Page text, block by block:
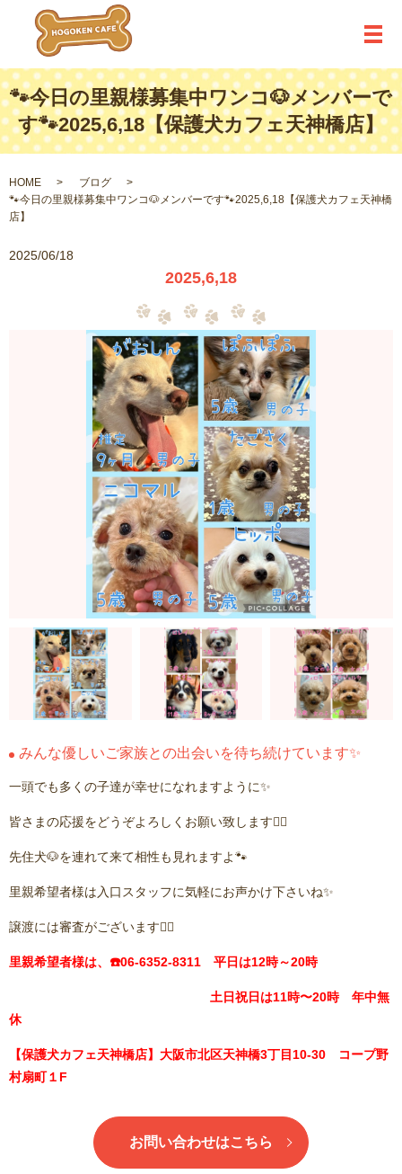
メ
🐾今日の里親様募集中ワンコ🐶メンバーで
す🐾2025,6,18【保護犬カフェ天神橋店】
HOME
ブログ
🐾今日の里親様募集中ワンコ🐶メンバーです🐾2025,6,18【保護犬カフェ天神橋
店】
2025/06/18
2025,6,18
みんな優しいご家族との出会いを待ち続けています✨
一頭でも多くの子達が幸せになれますように✨
皆さまの応援をどうぞよろしくお願い致します🙇‍♂️
先住犬🐶を連れて来て相性も見れますよ🐾
里親希望者様は入口スタッフに気軽にお声かけ下さいね✨
譲渡には審査がございます🙇‍♂️
里親希望者様は、☎️06-6352-8311 平日は12時～20時
土日祝日は11時〜20時 年中無
休
【保護犬カフェ天神橋店】大阪市北区天神橋3丁目10-30 コープ野
村扇町１F
お問い合わせはこちら